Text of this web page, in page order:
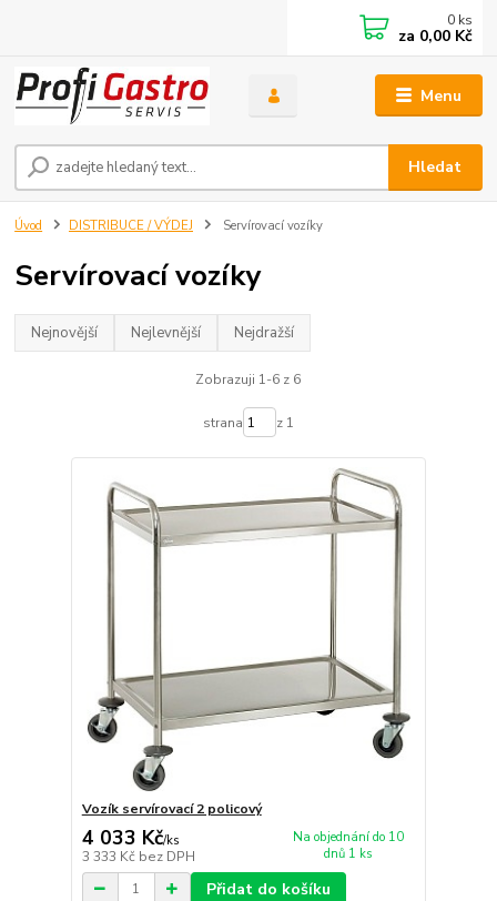
Menu
Hledat
0 ks
za 0,00 Kč
Úvod DISTRIBUCE / VÝDEJ Servírovací vozíky
Servírovací vozíky
Nejnovější Nejlevnější Nejdražší
Zobrazuji 1-6 z 6
strana z 1
Vozík servírovací 2 policový
4 033 Kč/ks
3 333 Kč bez DPH
Na objednání do 10
dnů 1 ks
Přidat do košíku